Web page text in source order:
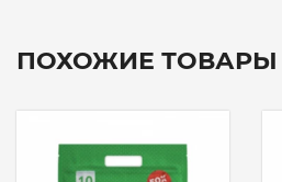
ПОХОЖИЕ ТОВАРЫ